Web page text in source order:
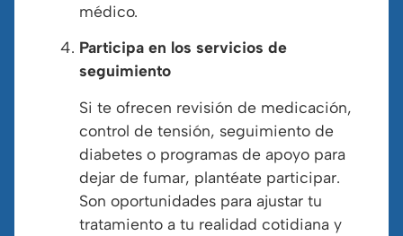
médico.
Participa en los servicios de
seguimiento
Si te ofrecen revisión de medicación,
control de tensión, seguimiento de
diabetes o programas de apoyo para
dejar de fumar, plantéate participar.
Son oportunidades para ajustar tu
tratamiento a tu realidad cotidiana y